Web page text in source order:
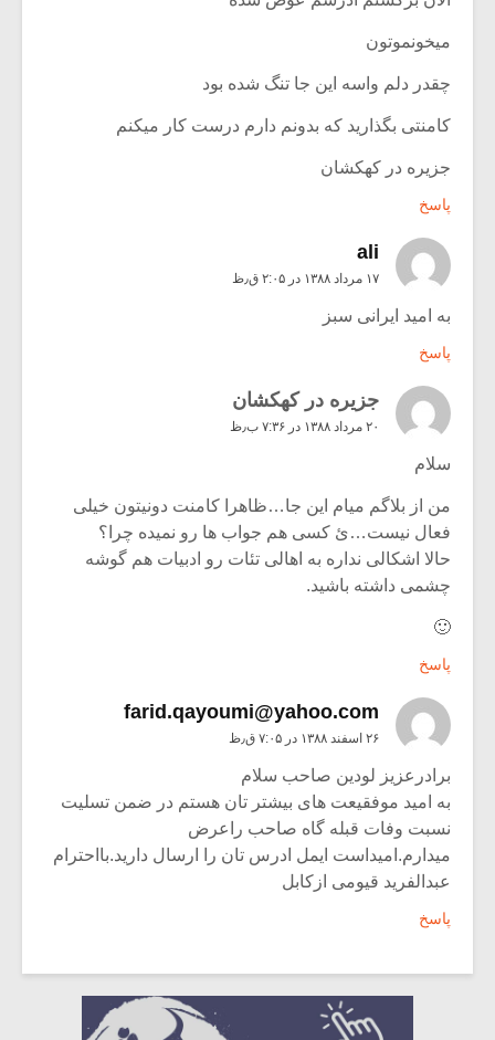
میخونموتون
چقدر دلم واسه این جا تنگ شده بود
کامنتی بگذارید که بدونم دارم درست کار میکنم
جزیره در کهکشان
پاسخ
ali
۱۷ مرداد ۱۳۸۸ در ۲:۰۵ ق٫ظ
به امید ایرانی سبز
پاسخ
جزیره در کهکشان
۲۰ مرداد ۱۳۸۸ در ۷:۳۶ ب٫ظ
سلام
من از بلاگم میام این جا…ظاهرا کامنت دونیتون خیلی
فعال نیست…ئ کسی هم جواب ها رو نمیده چرا؟
حالا اشکالی نداره به اهالی تئات رو ادبیات هم گوشه
چشمی داشته باشید.
🙂
پاسخ
farid.qayoumi@yahoo.com
۲۶ اسفند ۱۳۸۸ در ۷:۰۵ ق٫ظ
برادرعزیز لودین صاحب سلام
به امید موفقیعت های بیشتر تان هستم در ضمن تسلیت
نسبت وفات قبله گاه صاحب راعرض
میدارم.امیداست ایمل ادرس تان را ارسال دارید.بااحترام
عبدالفرید قیومی ازکابل
پاسخ